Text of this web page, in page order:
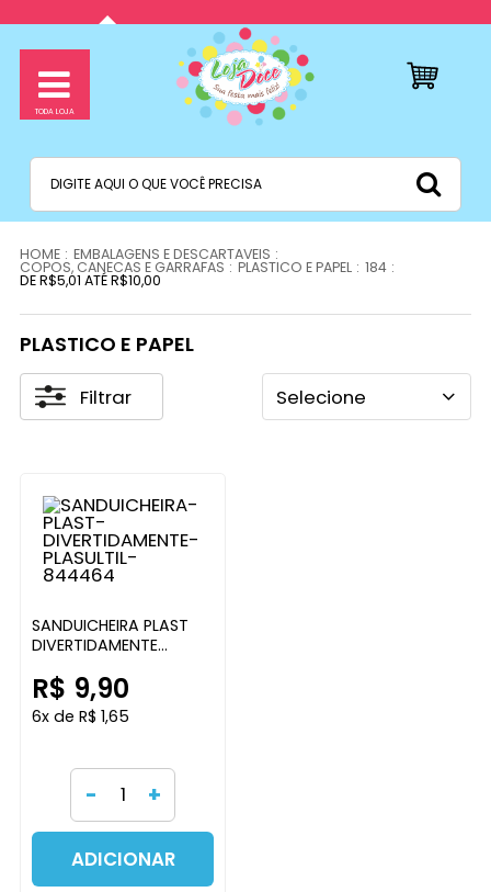
EMBALAGENS E DESCARTAVEIS
COPOS, CANECAS E GARRAFAS PLASTICO E PAPEL 184
DE R$5,01 ATÉ R$10,00
PLASTICO E PAPEL
Filtrar Selecione
SANDUICHEIRA PLAST
DIVERTIDAMENTE
R$ 9,90
6x de R$ 1,65
- +
ADICIONAR